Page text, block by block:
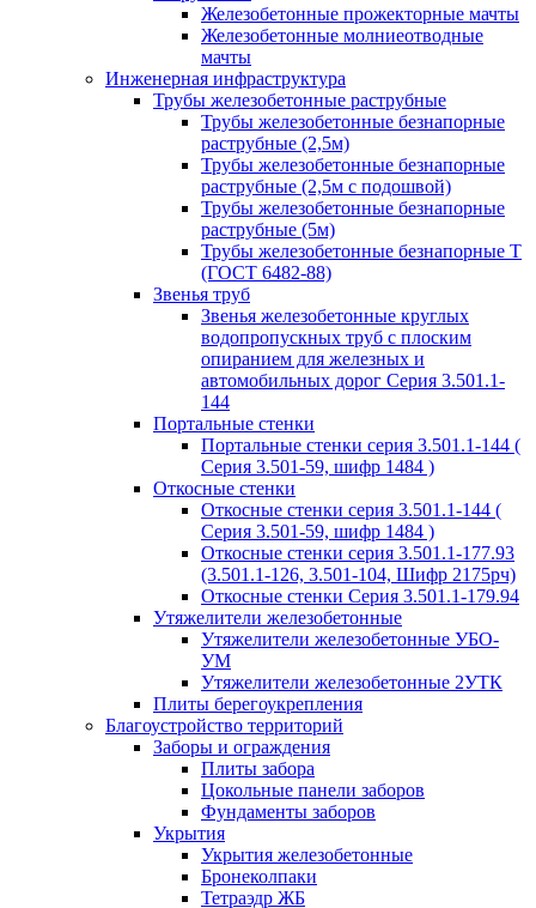
Железобетонные прожекторные мачты
Железобетонные молниеотводные
мачты
Инженерная инфраструктура
Трубы железобетонные раструбные
Трубы железобетонные безнапорные
раструбные (2,5м)
Трубы железобетонные безнапорные
раструбные (2,5м с подошвой)
Трубы железобетонные безнапорные
раструбные (5м)
Трубы железобетонные безнапорные Т
(ГОСТ 6482-88)
Звенья труб
Звенья железобетонные круглых
водопропускных труб с плоским
опиранием для железных и
автомобильных дорог Серия 3.501.1-
144
Портальные стенки
Портальные стенки серия 3.501.1-144 (
Серия 3.501-59, шифр 1484 )
Откосные стенки
Откосные стенки серия 3.501.1-144 (
Серия 3.501-59, шифр 1484 )
Откосные стенки серия 3.501.1-177.93
(3.501.1-126, 3.501-104, Шифр 2175рч)
Откосные стенки Серия 3.501.1-179.94
Утяжелители железобетонные
Утяжелители железобетонные УБО-
УМ
Утяжелители железобетонные 2УТК
Плиты берегоукрепления
Благоустройство территорий
Заборы и ограждения
Плиты забора
Цокольные панели заборов
Фундаменты заборов
Укрытия
Укрытия железобетонные
Бронеколпаки
Тетраэдр ЖБ